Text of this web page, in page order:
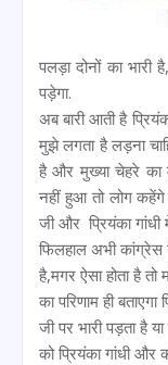
पलड़ा दोनों का भारी
पड़ेगा.
अब बारी आती है
मुझे लगता है लड़ना
है और मुख्या चेहरे का
नहीं हुआ तो लोग कहेंगे
जी और प्रियंका गांधी
फिलहाल अभी
है,मगर ऐसा होता है
का परिणाम ही
जी पर भारी पड़ता है
को प्रियंका गांधी और